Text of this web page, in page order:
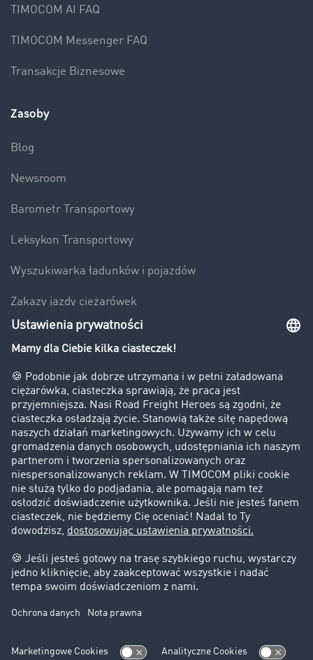
TIMOCOM AI FAQ
TIMOCOM Messenger FAQ
Transakcje Biznesowe
Zasoby
Blog
Newsroom
Barometr Transportowy
Leksykon Transportowy
Wyszukiwarka ładunków i pojazdów
Zakazy jazdy ciężarówek
Bezpieczeństwo
Firma
Historie sukcesu
Klienci pozyskują nowych klientów
Informacje prawne
Impressum
OWU
Ochrona danych
Ustawienia plików cookies